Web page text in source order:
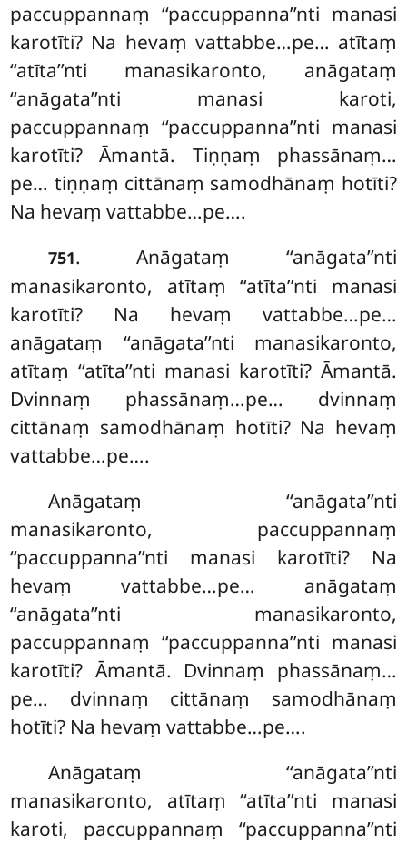
paccuppannaṃ ‘‘paccuppanna’’nti manasi
karotīti? Na hevaṃ vattabbe…pe… atītaṃ
‘‘atīta’’nti manasikaronto, anāgataṃ
‘‘anāgata’’nti manasi karoti,
paccuppannaṃ ‘‘paccuppanna’’nti manasi
karotīti? Āmantā. Tiṇṇaṃ phassānaṃ…
pe… tiṇṇaṃ cittānaṃ samodhānaṃ hotīti?
Na hevaṃ vattabbe…pe….
751. Anāgataṃ ‘‘anāgata’’nti
manasikaronto, atītaṃ ‘‘atīta’’nti manasi
karotīti? Na hevaṃ vattabbe…pe…
anāgataṃ ‘‘anāgata’’nti manasikaronto,
atītaṃ ‘‘atīta’’nti manasi karotīti? Āmantā.
Dvinnaṃ phassānaṃ…pe… dvinnaṃ
cittānaṃ samodhānaṃ hotīti? Na hevaṃ
vattabbe…pe….
Anāgataṃ ‘‘anāgata’’nti
manasikaronto, paccuppannaṃ
‘‘paccuppanna’’nti manasi karotīti? Na
hevaṃ vattabbe…pe… anāgataṃ
‘‘anāgata’’nti manasikaronto,
paccuppannaṃ ‘‘paccuppanna’’nti manasi
karotīti? Āmantā. Dvinnaṃ phassānaṃ…
pe… dvinnaṃ cittānaṃ samodhānaṃ
hotīti? Na hevaṃ vattabbe…pe….
Anāgataṃ ‘‘anāgata’’nti
manasikaronto, atītaṃ ‘‘atīta’’nti manasi
karoti, paccuppannaṃ ‘‘paccuppanna’’nti